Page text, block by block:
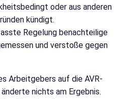
oder aus anderen
kündigt.
Regelung benachteilige
und verstoße gegen
Arbeitgebers auf die AVR-
nichts am Ergebnis.